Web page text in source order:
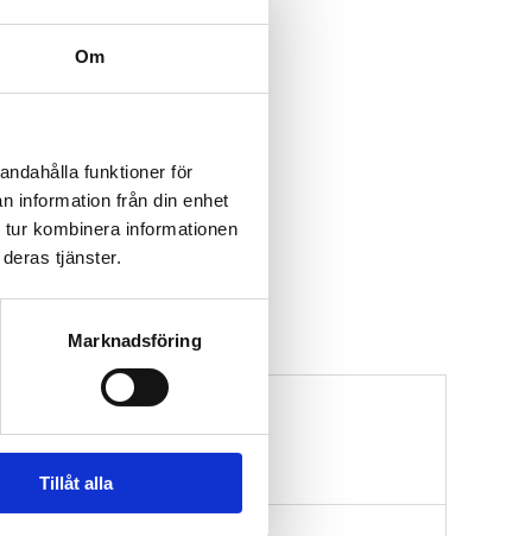
Om
funktioner för
information från din enhet
kombinera informationen
tjänster.
Marknadsföring
Tillåt alla